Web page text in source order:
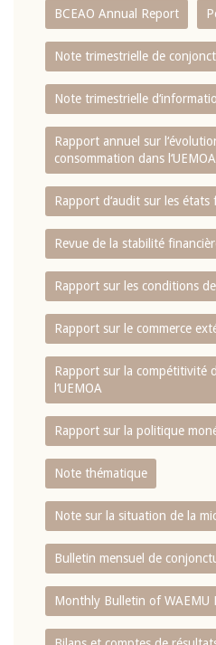
BCEAO Annual Report
Note trimestrielle de
Note trimestrielle
Rapport annuel sur
consommation dans
Rapport d‘audit sur les états
Revue de la stabilité
Rapport sur les conditions
Rapport sur le commerce
Rapport sur la compétitivité
l‘UEMOA
Rapport sur la politique
Note thématique
Note sur la situation de la
Bulletin mensuel de
Monthly Bulletin of WAEMU